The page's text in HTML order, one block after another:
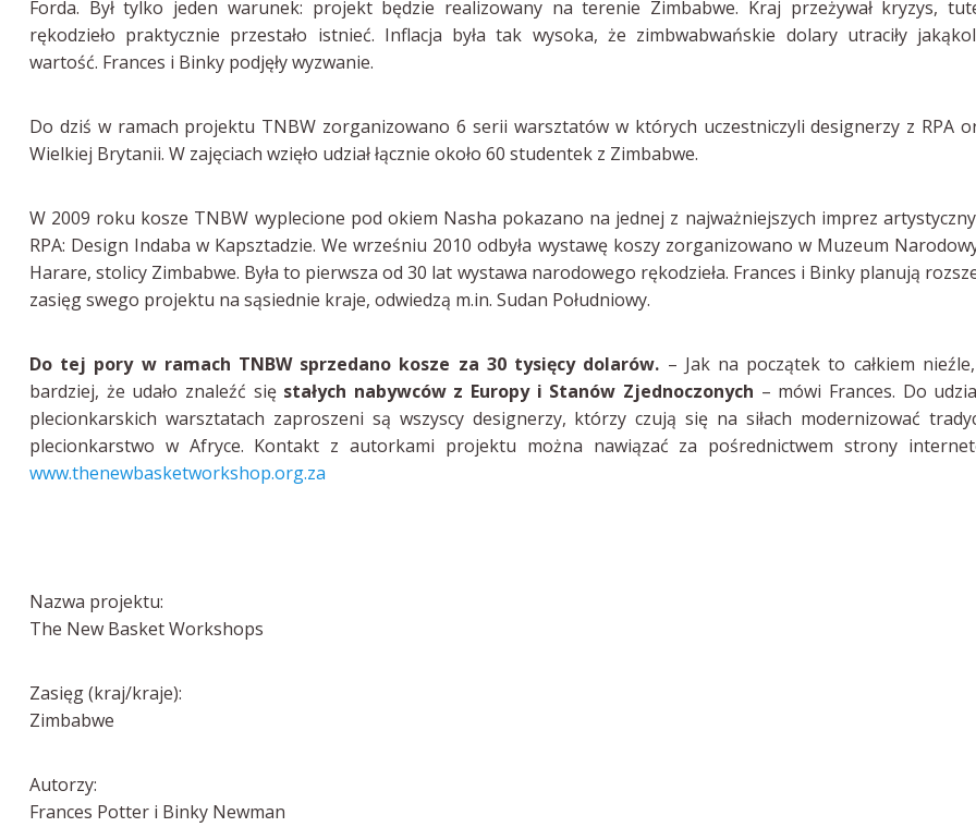
Forda. Był tylko jeden warunek: projekt będzie realizowany na terenie Zimbabwe. Kraj przeżywał kryzys,
rękodzieło praktycznie przestało istnieć. Inflacja była tak wysoka, że zimbwabwańskie dolary utraciły
wartość. Frances i Binky podjęły wyzwanie.
Do dziś w ramach projektu TNBW zorganizowano 6 serii warsztatów w których uczestniczyli designerzy z RPA
Wielkiej Brytanii. W zajęciach wzięło udział łącznie około 60 studentek z Zimbabwe.
W 2009 roku kosze TNBW wyplecione pod okiem Nasha pokazano na jednej z najważniejszych imprez
RPA: Design Indaba w Kapsztadzie. We wrześniu 2010 odbyła wystawę koszy zorganizowano w Muzeum
Harare, stolicy Zimbabwe. Była to pierwsza od 30 lat wystawa narodowego rękodzieła. Frances i Binky planują
zasięg swego projektu na sąsiednie kraje, odwiedzą m.in. Sudan Południowy.
Do tej pory w ramach TNBW sprzedano kosze za 30 tysięcy dolarów. – Jak na początek to całkiem
bardziej, że udało znaleźć się stałych nabywców z Europy i Stanów Zjednoczonych – mówi Frances. Do
plecionkarskich warsztatach zaproszeni są wszyscy designerzy, którzy czują się na siłach modernizować
plecionkarstwo w Afryce. Kontakt z autorkami projektu można nawiązać za pośrednictwem strony
www.thenewbasketworkshop.org.za
Nazwa projektu:
The New Basket Workshops
Zasięg (kraj/kraje):
Zimbabwe
Autorzy:
Frances Potter i Binky Newman